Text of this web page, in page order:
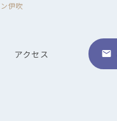
伊吹
アクセス email